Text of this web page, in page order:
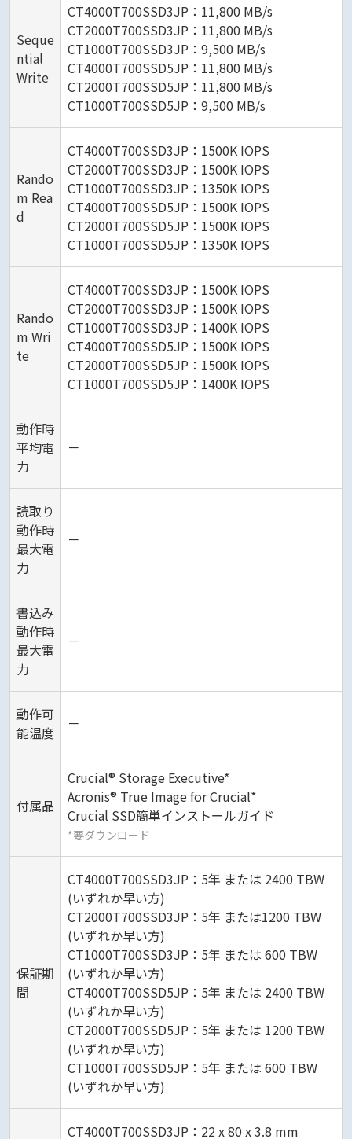
Seque
ntial
Write
CT4000T700SSD3JP：11,800 MB/s
CT2000T700SSD3JP：11,800 MB/s
CT1000T700SSD3JP：9,500 MB/s
CT4000T700SSD5JP：11,800 MB/s
CT2000T700SSD5JP：11,800 MB/s
CT1000T700SSD5JP：9,500 MB/s
Rando
m Rea
d
CT4000T700SSD3JP：1500K IOPS
CT2000T700SSD3JP：1500K IOPS
CT1000T700SSD3JP：1350K IOPS
CT4000T700SSD5JP：1500K IOPS
CT2000T700SSD5JP：1500K IOPS
CT1000T700SSD5JP：1350K IOPS
Rando
m Wri
te
CT4000T700SSD3JP：1500K IOPS
CT2000T700SSD3JP：1500K IOPS
CT1000T700SSD3JP：1400K IOPS
CT4000T700SSD5JP：1500K IOPS
CT2000T700SSD5JP：1500K IOPS
CT1000T700SSD5JP：1400K IOPS
動作時
平均電
力
－
読取り
動作時
最大電
力
－
書込み
動作時
最大電
力
－
動作可
能温度
－
付属品
Crucial® Storage Executive*
Acronis® True Image for Crucial*
Crucial SSD簡単インストールガイド
*要ダウンロード
保証期
間
CT4000T700SSD3JP：5年 または 2400 TBW
(いずれか早い方)
CT2000T700SSD3JP：5年 または1200 TBW
(いずれか早い方)
CT1000T700SSD3JP：5年 または 600 TBW
(いずれか早い方)
CT4000T700SSD5JP：5年 または 2400 TBW
(いずれか早い方)
CT2000T700SSD5JP：5年 または 1200 TBW
(いずれか早い方)
CT1000T700SSD5JP：5年 または 600 TBW
(いずれか早い方)
CT4000T700SSD3JP：22 x 80 x 3.8 mm